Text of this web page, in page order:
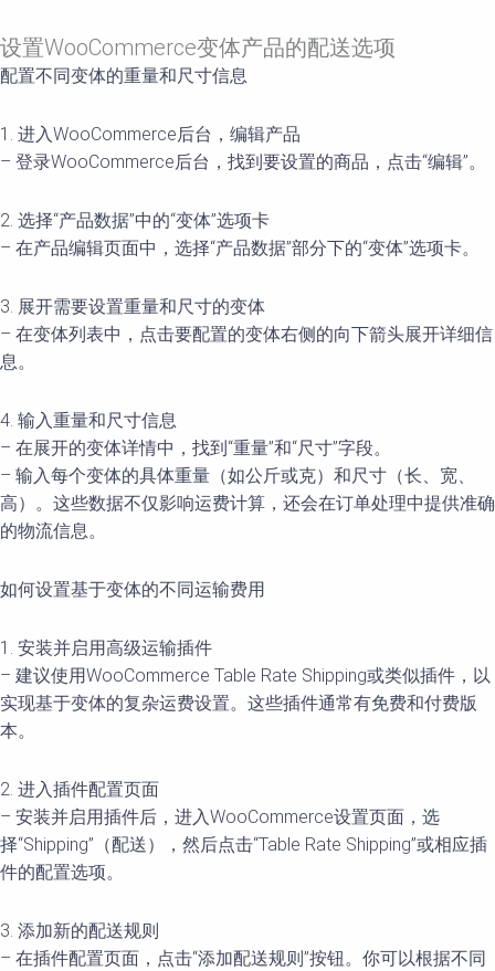
设置WooCommerce变体产品的配送选项
配置不同变体的重量和尺寸信息
1. 进入WooCommerce后台，编辑产品
– 登录WooCommerce后台，找到要设置的商品，点击“编辑”。
2. 选择“产品数据”中的“变体”选项卡
– 在产品编辑页面中，选择“产品数据”部分下的“变体”选项卡。
3. 展开需要设置重量和尺寸的变体
– 在变体列表中，点击要配置的变体右侧的向下箭头展开详细信
息。
4. 输入重量和尺寸信息
– 在展开的变体详情中，找到“重量”和“尺寸”字段。
– 输入每个变体的具体重量（如公斤或克）和尺寸（长、宽、
高）。这些数据不仅影响运费计算，还会在订单处理中提供准确
的物流信息。
如何设置基于变体的不同运输费用
1. 安装并启用高级运输插件
– 建议使用WooCommerce Table Rate Shipping或类似插件，以
实现基于变体的复杂运费设置。这些插件通常有免费和付费版
本。
2. 进入插件配置页面
– 安装并启用插件后，进入WooCommerce设置页面，选
择“Shipping”（配送），然后点击“Table Rate Shipping”或相应插
件的配置选项。
3. 添加新的配送规则
– 在插件配置页面，点击“添加配送规则”按钮。你可以根据不同